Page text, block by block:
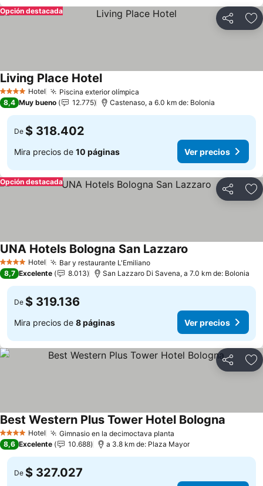
Compartir
Opción destacada
4 EstrellasHotel Piscina exterior olímpica
Living Place HotelVer precios
8,4 Muy bueno 12.775 Castenaso, a 6.0 km de: Bolonia
De $ 318.402
Mira precios de 10 páginas Ver precios
Compartir
Opción destacada
4 EstrellasHotel Bar y restaurante L'EmilianoVer precios
UNA Hotels Bologna San Lazzaro
8,7 Excelente 8.013 San Lazzaro Di Savena, a 7.0 km de: Bolonia
De $ 319.136
Mira precios de 8 páginas Ver precios
Compartir
4 EstrellasHotel Gimnasio en la decimoctava planta
Best Western Plus Tower Hotel Bologna
8,6 Excelente 10.688 a 3.8 km de: Plaza Mayor
De $ 327.027